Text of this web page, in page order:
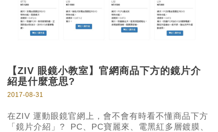
【ZIV 眼鏡小教室】官網商品下方的鏡片介
紹是什麼意思?
2017-08-31
在ZIV 運動眼鏡官網上，會不會有時看不懂商品下方
「鏡片介紹」? PC、PC寶麗來、電黑紅多層鍍膜、